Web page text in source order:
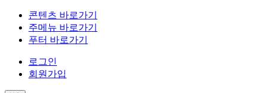
콘텐츠 바로가기
주메뉴 바로가기
푸터 바로가기
로그인
회원가입